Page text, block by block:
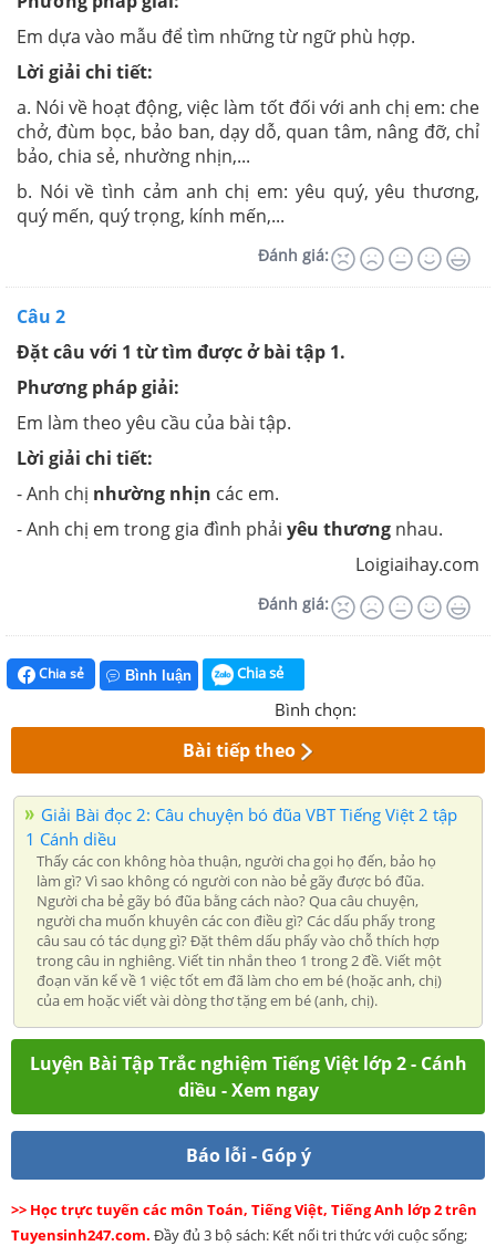
Em dựa vào mẫu để tìm những từ ngữ phù hợp.
Lời giải chi tiết:
a. Nói về hoạt động, việc làm tốt đối với anh chị em: che
chở, đùm bọc, bảo ban, dạy dỗ, quan tâm, nâng đỡ, chỉ
bảo, chia sẻ, nhường nhịn,...
b. Nói về tình cảm anh chị em: yêu quý, yêu thương,
quý mến, quý trọng, kính mến,...
Đánh giá:
Câu 2
Đặt câu với 1 từ tìm được ở bài tập 1.
Phương pháp giải:
Em làm theo yêu cầu của bài tập.
Lời giải chi tiết:
- Anh chị nhường nhịn các em.
- Anh chị em trong gia đình phải yêu thương nhau.
Loigiaihay.com
Đánh giá:
Chia sẻ Bình luận Chia sẻ
Bình chọn:
Bài tiếp theo
Giải Bài đọc 2: Câu chuyện bó đũa VBT Tiếng Việt 2 tập
1 Cánh diều
Thấy các con không hòa thuận, người cha gọi họ đến, bảo họ
làm gì? Vì sao không có người con nào bẻ gãy được bó đũa.
Người cha bẻ gãy bó đũa bằng cách nào? Qua câu chuyện,
người cha muốn khuyên các con điều gì? Các dấu phẩy trong
câu sau có tác dụng gì? Đặt thêm dấu phẩy vào chỗ thích hợp
trong câu in nghiêng. Viết tin nhắn theo 1 trong 2 đề. Viết một
đoạn văn kể về 1 việc tốt em đã làm cho em bé (hoặc anh, chị)
của em hoặc viết vài dòng thơ tặng em bé (anh, chị).
Luyện Bài Tập Trắc nghiệm Tiếng Việt lớp 2 - Cánh
diều - Xem ngay
Báo lỗi - Góp ý
>> Học trực tuyến các môn Toán, Tiếng Việt, Tiếng Anh lớp 2 trên
Tuyensinh247.com. Đầy đủ 3 bộ sách: Kết nối tri thức với cuộc sống;